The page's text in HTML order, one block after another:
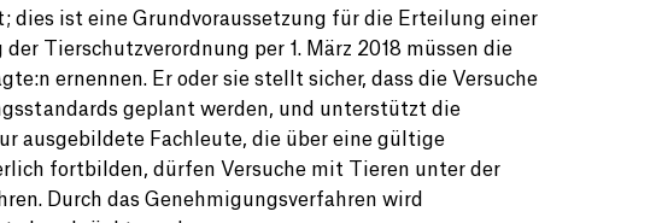
dies ist eine Grundvoraussetzung für die Erteilung einer
Tierschutzverordnung per 1. März 2018 müssen die
ernennen. Er oder sie stellt sicher, dass die Versuche
geplant werden, und unterstützt die
ausgebildete Fachleute, die über eine gültige
fortbilden, dürfen Versuche mit Tieren unter der
Durch das Genehmigungsverfahren wird